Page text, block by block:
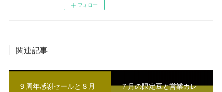
フォロー
関連記事
９周年感謝セールと８月
７月の限定豆と営業カレ